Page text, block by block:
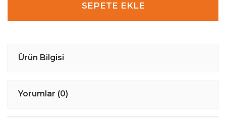
SEPETE EKLE
Ürün Bilgisi
Yorumlar (0)